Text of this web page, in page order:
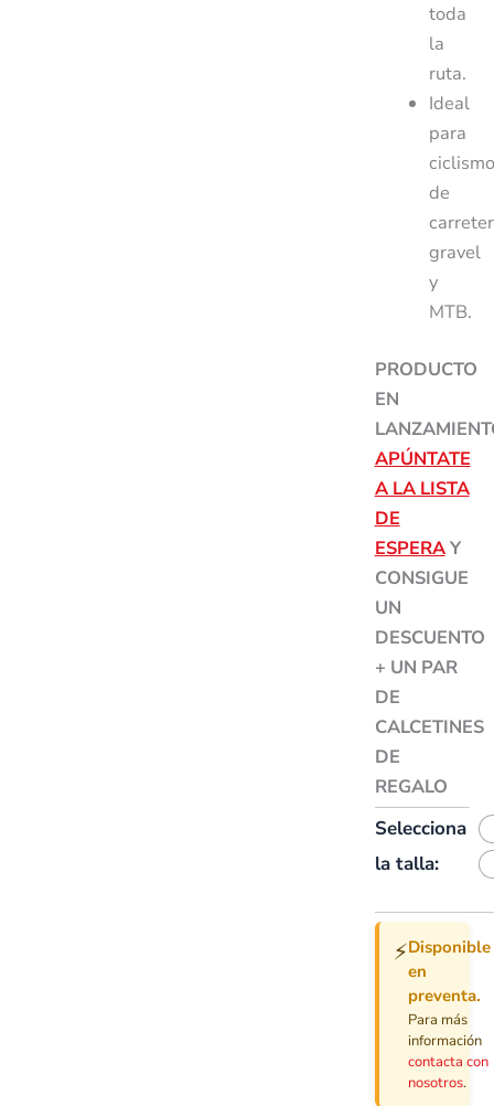
toda
la
ruta.
Ideal
para
ciclismo
de
gravel
y
MTB.
PRODUCTO
EN
APÚNTATE
A LA LISTA
DE
ESPERAY
CONSIGUE
UN
DESCUENTO
+ UN PAR
DE
CALCETINES
DE
REGALO
Selecciona
la talla:
⚡Disponible
en
preventa.
Para más
información
contacta con
nosotros.